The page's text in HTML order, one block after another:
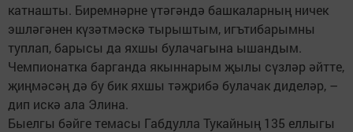
катнашты. Биремнәрне үтәгәндә башкаларның ничек
эшләгәнен күзәтмәскә тырыштым, игътибарымны
туплап, барысы да яхшы булачагына ышандым.
Чемпионатка барганда якыннарым җылы сүзләр әйтте,
җиңмәсәң дә бу бик яхшы тәҗрибә булачак диделәр, –
дип искә ала Элина.
Быелгы бәйге темасы Габдулла Тукайның 135 еллыгы